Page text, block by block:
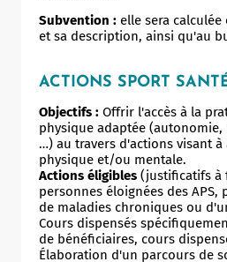
Subvention : elle sera
et sa description, ainsi qu'au
ACTIONS SPORT
Objectifs : Offrir l'accès à la
physique adaptée
…) au travers d'actions visant
physique et/ou mentale.
Actions éligibles (justificatifs à
personnes éloignées des
de maladies chroniques ou
Cours dispensés
de bénéficiaires, cours
Élaboration d'un parcours de